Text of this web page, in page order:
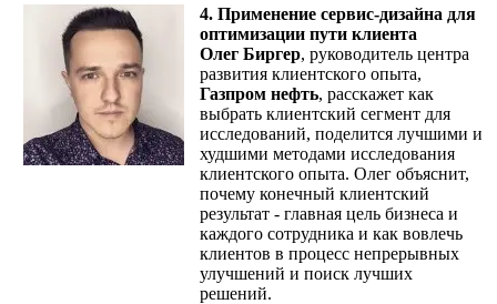
4. Применение сервис-дизайна для
оптимизации пути клиента
Олег Биргер, руководитель центра
развития клиентского опыта,
Газпром нефть, расскажет как
выбрать клиентский сегмент для
исследований, поделится лучшими и
худшими методами исследования
клиентского опыта. Олег объяснит,
почему конечный клиентский
результат - главная цель бизнеса и
каждого сотрудника и как вовлечь
клиентов в процесс непрерывных
улучшений и поиск лучших
решений.